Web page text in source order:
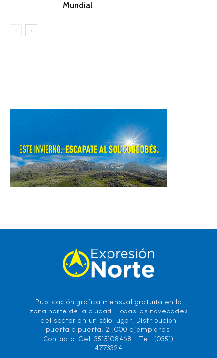
Mundial
Publicación gráfica mensual gratuita en la
zona norte de la ciudad. Todas las novedades
del sector en un sólo lugar. Distribución
puerta a puerta. 21.000 ejemplares.
Contacto: Cel. 3515108468 - Tel. (0351)
4773324